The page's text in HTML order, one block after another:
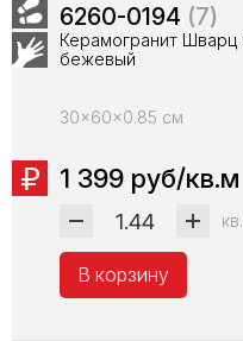
6260-0194 (7)
Керамогранит Шварц
бежевый
30x60x0.85 см
1 399 руб/кв.м
В корзину